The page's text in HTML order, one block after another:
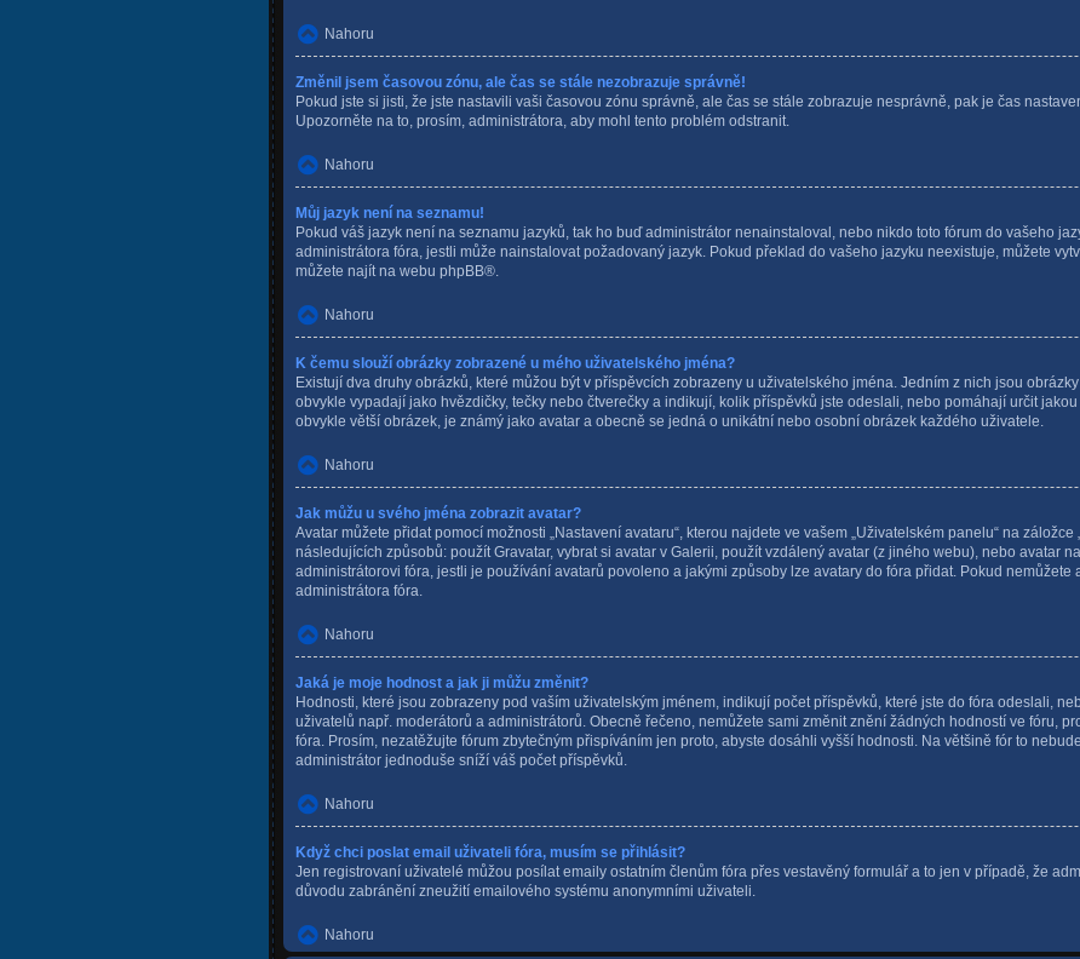
Nahoru
Změnil jsem časovou zónu, ale čas se stále nezobrazuje správně!
Pokud jste si jisti, že jste nastavili vaši časovou zónu správně, ale čas se stále zobrazuje nesprávně, pak je čas
Upozorněte na to, prosím, administrátora, aby mohl tento problém odstranit.
Nahoru
Můj jazyk není na seznamu!
Pokud váš jazyk není na seznamu jazyků, tak ho buď administrátor nenainstaloval, nebo nikdo toto fórum do vašeho
administrátora fóra, jestli může nainstalovat požadovaný jazyk. Pokud překlad do vašeho jazyku neexistuje, můžete
můžete najít na webu phpBB®.
Nahoru
K čemu slouží obrázky zobrazené u mého uživatelského jména?
Existují dva druhy obrázků, které můžou být v příspěvcích zobrazeny u uživatelského jména. Jedním z nich jsou
obvykle vypadají jako hvězdičky, tečky nebo čtverečky a indikují, kolik příspěvků jste odeslali, nebo pomáhají určit
obvykle větší obrázek, je známý jako avatar a obecně se jedná o unikátní nebo osobní obrázek každého uživatele.
Nahoru
Jak můžu u svého jména zobrazit avatar?
Avatar můžete přidat pomocí možnosti „Nastavení avataru“, kterou najdete ve vašem „Uživatelském panelu“ na záložce
následujících způsobů: použít Gravatar, vybrat si avatar v Galerii, použít vzdálený avatar (z jiného webu), nebo avatar
administrátorovi fóra, jestli je používání avatarů povoleno a jakými způsoby lze avatary do fóra přidat. Pokud nemůžete
administrátora fóra.
Nahoru
Jaká je moje hodnost a jak ji můžu změnit?
Hodnosti, které jsou zobrazeny pod vaším uživatelským jménem, indikují počet příspěvků, které jste do fóra odeslali,
uživatelů např. moderátorů a administrátorů. Obecně řečeno, nemůžete sami změnit znění žádných hodností ve fóru,
fóra. Prosím, nezatěžujte fórum zbytečným přispíváním jen proto, abyste dosáhli vyšší hodnosti. Na většině fór to
administrátor jednoduše sníží váš počet příspěvků.
Nahoru
Když chci poslat email uživateli fóra, musím se přihlásit?
Jen registrovaní uživatelé můžou posílat emaily ostatním členům fóra přes vestavěný formulář a to jen v případě, že
důvodu zabránění zneužití emailového systému anonymními uživateli.
Nahoru